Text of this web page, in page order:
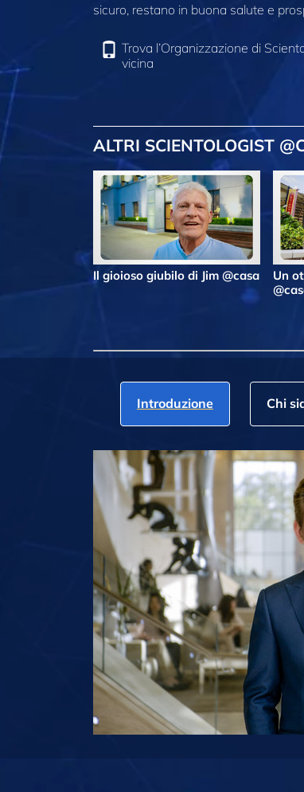
sicuro, restano in buona salute e
Trova l’Organizzazione di
vicina
ALTRI SCIENTOLOGIST
Il gioioso giubilo di Jim @casa
Un
Introduzione Chi